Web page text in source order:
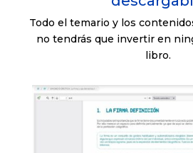
Todo el temario y los
no tendrás que invertir en
libro.